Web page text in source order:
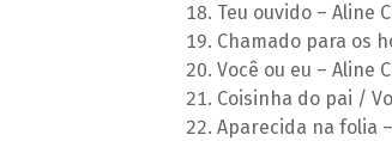
Teu ouvido – Aline
Chamado para os
Você ou eu – Aline
Coisinha do pai /
Aparecida na folia